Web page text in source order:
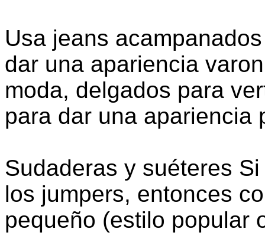
Usa jeans
dar una apariencia
moda, delgados para
para dar una apariencia
Sudaderas y suéteres
los jumpers, entonces
pequeño (estilo popular